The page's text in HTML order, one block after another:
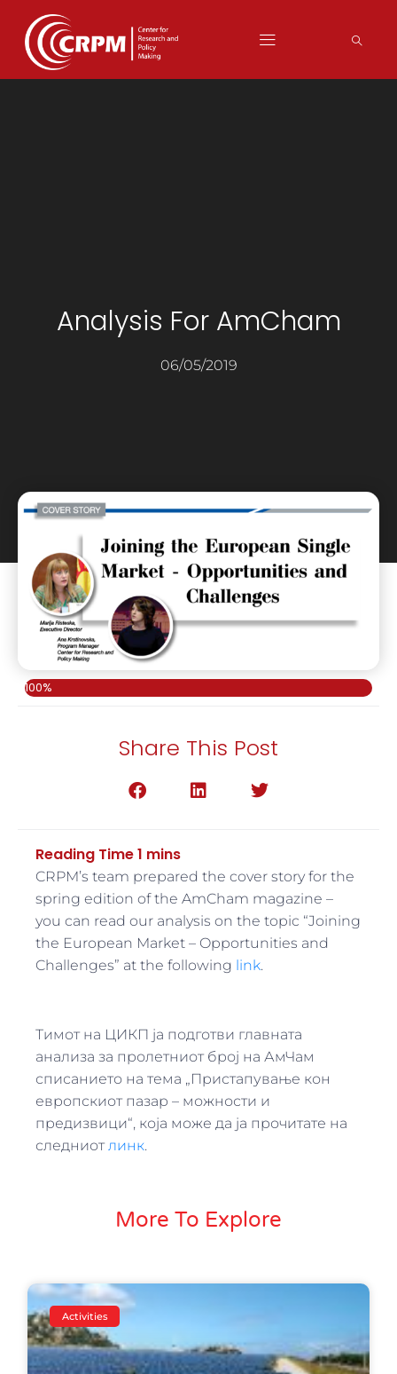
Analysis For AmCham
06/05/2019
100%
Share This Post
CRPM’s team prepared the cover story for the
spring edition of the AmCham magazine –
you can read our analysis on the topic “Joining
the European Market – Opportunities and
Challenges” at the following link.
Тимот на ЦИКП ја подготви главната
анализа за пролетниот број на АмЧам
списанието на тема „Пристапување кон
европскиот пазар – можности и
предизвици“, која може да ја прочитате на
следниотлинк.
More To Explore
Activities